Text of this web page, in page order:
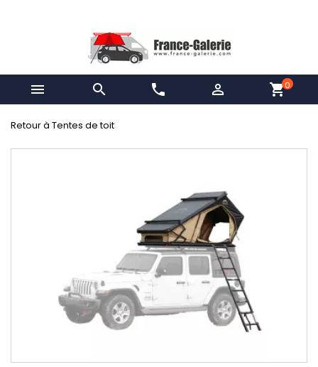
  phone  shopping_cart0
Retour à Tentes de toit